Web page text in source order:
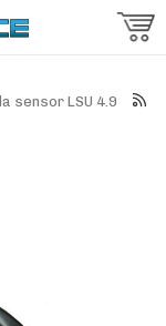
sensor LSU 4.9